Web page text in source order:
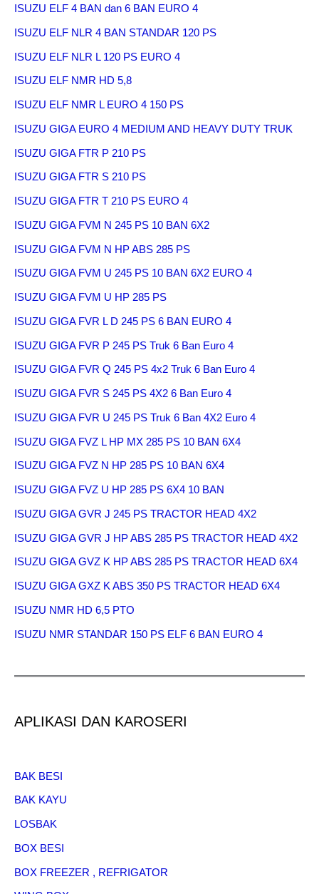
ISUZU ELF 4 BAN dan 6 BAN EURO 4
ISUZU ELF NLR 4 BAN STANDAR 120 PS
ISUZU ELF NLR L 120 PS EURO 4
ISUZU ELF NMR HD 5,8
ISUZU ELF NMR L EURO 4 150 PS
ISUZU GIGA EURO 4 MEDIUM AND HEAVY DUTY TRUK
ISUZU GIGA FTR P 210 PS
ISUZU GIGA FTR S 210 PS
ISUZU GIGA FTR T 210 PS EURO 4
ISUZU GIGA FVM N 245 PS 10 BAN 6X2
ISUZU GIGA FVM N HP ABS 285 PS
ISUZU GIGA FVM U 245 PS 10 BAN 6X2 EURO 4
ISUZU GIGA FVM U HP 285 PS
ISUZU GIGA FVR L D 245 PS 6 BAN EURO 4
ISUZU GIGA FVR P 245 PS Truk 6 Ban Euro 4
ISUZU GIGA FVR Q 245 PS 4x2 Truk 6 Ban Euro 4
ISUZU GIGA FVR S 245 PS 4X2 6 Ban Euro 4
ISUZU GIGA FVR U 245 PS Truk 6 Ban 4X2 Euro 4
ISUZU GIGA FVZ L HP MX 285 PS 10 BAN 6X4
ISUZU GIGA FVZ N HP 285 PS 10 BAN 6X4
ISUZU GIGA FVZ U HP 285 PS 6X4 10 BAN
ISUZU GIGA GVR J 245 PS TRACTOR HEAD 4X2
ISUZU GIGA GVR J HP ABS 285 PS TRACTOR HEAD 4X2
ISUZU GIGA GVZ K HP ABS 285 PS TRACTOR HEAD 6X4
ISUZU GIGA GXZ K ABS 350 PS TRACTOR HEAD 6X4
ISUZU NMR HD 6,5 PTO
ISUZU NMR STANDAR 150 PS ELF 6 BAN EURO 4
APLIKASI DAN KAROSERI
BAK BESI
BAK KAYU
LOSBAK
BOX BESI
BOX FREEZER , REFRIGATOR